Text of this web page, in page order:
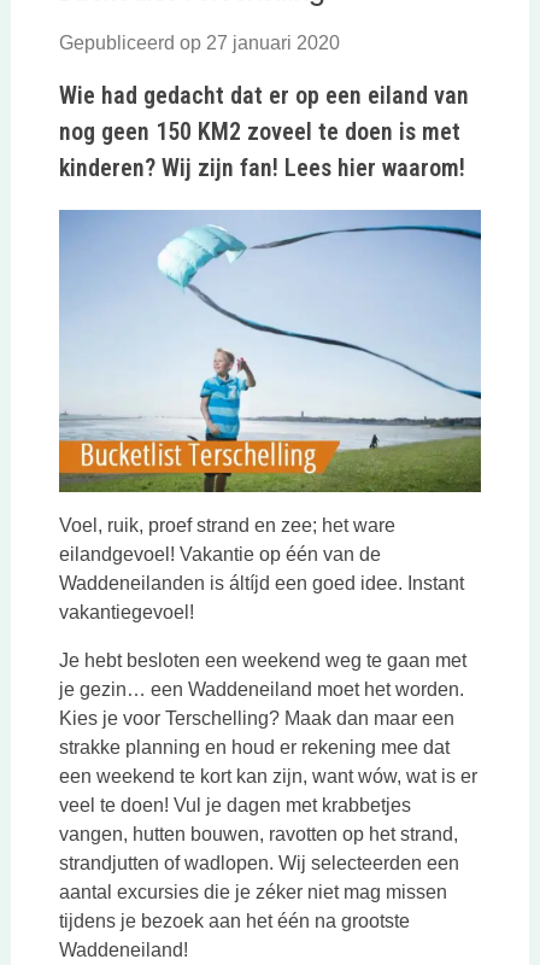
Gepubliceerd op 27 januari 2020
Wie had gedacht dat er op een eiland van
nog geen 150 KM2 zoveel te doen is met
kinderen? Wij zijn fan! Lees hier waarom!
Voel, ruik, proef strand en zee; het ware
eilandgevoel! Vakantie op één van de
Waddeneilanden is áltíjd een goed idee. Instant
vakantiegevoel!
Je hebt besloten een weekend weg te gaan met
je gezin… een Waddeneiland moet het worden.
Kies je voor Terschelling? Maak dan maar een
strakke planning en houd er rekening mee dat
een weekend te kort kan zijn, want wów, wat is er
veel te doen! Vul je dagen met krabbetjes
vangen, hutten bouwen, ravotten op het strand,
strandjutten of wadlopen. Wij selecteerden een
aantal excursies die je zéker niet mag missen
tijdens je bezoek aan het één na grootste
Waddeneiland!